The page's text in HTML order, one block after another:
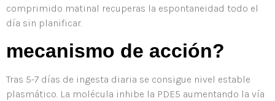
comprimido matinal recuperas la espontaneidad todo el
día sin planificar.
mecanismo de acción?
Tras 5-7 días de ingesta diaria se consigue nivel estable
plasmático. La molécula inhibe la PDE5 aumentando la vía